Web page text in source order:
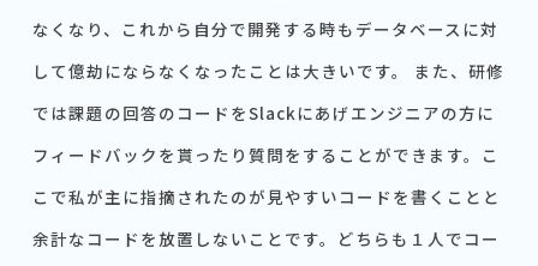
なくなり、これから自分で開発する時もデータベースに対
して億劫にならなくなったことは大きいです。 また、研修
では課題の回答のコードをSlackにあげエンジニアの方に
フィードバックを貰ったり質問をすることができます。こ
こで私が主に指摘されたのが見やすいコードを書くことと
余計なコードを放置しないことです。どちらも１人でコー